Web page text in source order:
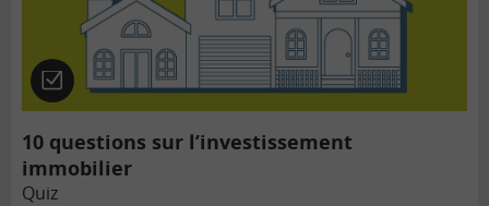
Quiz
10 questions sur l’investissement
immobilier
Quiz